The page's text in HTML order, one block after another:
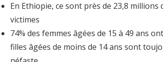
En Ethiopie, ce sont près de 23,8
victimes
74% des femmes âgées de 15 à 49 ans
filles âgées de moins de 14 ans sont